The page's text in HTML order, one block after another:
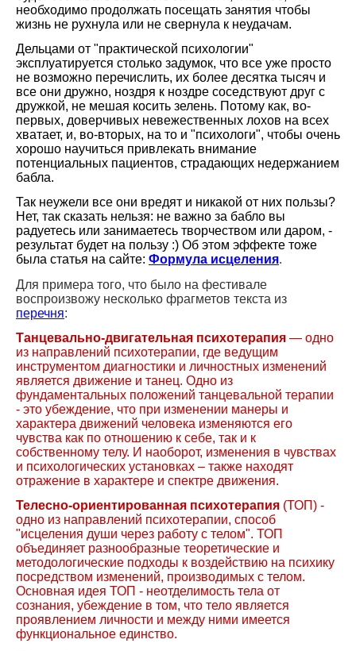
необходимо продолжать посещать занятия чтобы
жизнь не рухнула или не свернула к неудачам.
Дельцами от "практической психологии"
эксплуатируется столько задумок, что все уже просто
не возможно перечислить, их более десятка тысяч и
все они дружно, ноздря к ноздре соседствуют друг с
дружкой, не мешая косить зелень. Потому как, во-
первых, доверчивых невежественных лохов на всех
хватает, и, во-вторых, на то и "психологи", чтобы очень
хорошо научиться привлекать внимание
потенциальных пациентов, страдающих недержанием
бабла.
Так неужели все они вредят и никакой от них пользы?
Нет, так сказать нельзя: не важно за бабло вы
радуетесь или занимаетесь творчеством или даром, -
результат будет на пользу :) Об этом эффекте тоже
была статья на сайте: Формула исцеления.
Для примера того, что было на фестивале
воспроизвожу несколько фрагметов текста из
перечня:
Танцевально-двигательная психотерапия — одно
из направлений психотерапии, где ведущим
инструментом диагностики и личностных изменений
является движение и танец. Одно из
фундаментальных положений танцевальной терапии
- это убеждение, что при изменении манеры и
характера движений человека изменяются его
чувства как по отношению к себе, так и к
собственному телу. И наоборот, изменения в чувствах
и психологических установках – также находят
отражение в характере и спектре движения.
Телесно-ориентированная психотерапия (ТОП) -
одно из направлений психотерапии, способ
"исцеления души через работу с телом". ТОП
объединяет разнообразные теоретические и
методологические подходы к воздействию на психику
посредством изменений, производимых с телом.
Основная идея ТОП - неотделимость тела от
сознания, убеждение в том, что тело является
проявлением личности и между ними имеется
функциональное единство.